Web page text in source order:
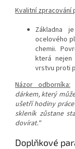
Kvalitní zpracování
Základna
ocelového
chemii.
která
vrstvu proti
Názor odborníka:
dárkem, který
ušetří hodiny
skleník zůstane
dovírat."
Doplňkové